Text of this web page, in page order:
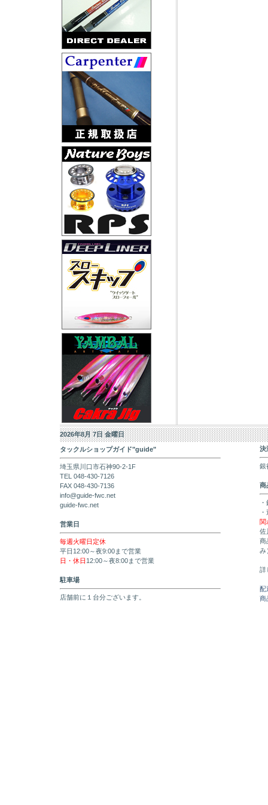
2026年8月 7日 金曜日
タックルショップガイド"guide"
埼玉県川口市石神90-2-1F
TEL 048-430-7126
FAX 048-430-7136
info@guide-fwc.net
guide-fwc.net
営業日
毎週火曜日定休
平日12:00～夜9:00まで営業
日・休日 12:00～夜8:00まで営業
駐車場
店舗前に１台分ございます。
決
銀
商
関
佐
商
み
詳
配
商